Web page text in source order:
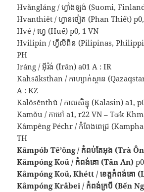
Hvăngláng / ហ្វាំងឡង់ (Suomi,
Hvanthiĕt / ហ្វានថៀត (Phan Thiết)
Hvé / ហ្វេ (Huế) p0, 1 VN
Hvilipin / ហ្វីលីពីន (Pilipinas,
PH
Iráng / អ៊ីរ៉ង់ (Īrān) a01 A : IR
Kahsăksthan / កាហ្សាក់ស្ថាន
A : KZ
Kalôsĕnthŭ / កាលសិន្ធុ (Kalasin) a1,
Kamŏu / កាមៅ a1, r22 VN – Tœ̆k
Kâmpêng Péchr / កំពែងពេជ្រ
TH
Kâmpób Tê’ŏng / កំពប់តែអុង (Trà
Kâmpóng Koŭ / កំពង់គោ (Tân An)
Kâmpóng Koŭ, Khétt / ខេត្តកំពង់គោ
Kâmpóng Krâbei / កំពង់ក្របី (Bến